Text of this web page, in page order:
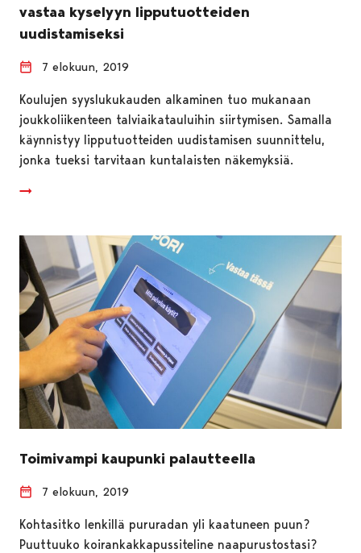
vastaa kyselyyn lipputuotteiden
uudistamiseksi
7 elokuun, 2019
Koulujen syyslukukauden alkaminen tuo mukanaan
joukkoliikenteen talviaikatauluihin siirtymisen. Samalla
käynnistyy lipputuotteiden uudistamisen suunnittelu,
jonka tueksi tarvitaan kuntalaisten näkemyksiä.
Toimivampi kaupunki palautteella
7 elokuun, 2019
Kohtasitko lenkillä pururadan yli kaatuneen puun?
Puuttuuko koirankakkapussiteline naapurustostasi?